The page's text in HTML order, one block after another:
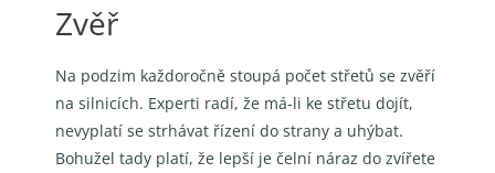
Zvěř
Na podzim každoročně stoupá počet střetů se zvěří
na silnicích. Experti radí, že má-li ke střetu dojít,
nevyplatí se strhávat řízení do strany a uhýbat.
Bohužel tady platí, že lepší je čelní náraz do zvířete